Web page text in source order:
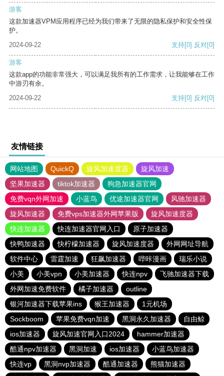
游客
这款加速器VPM应用程序已经为我们带来了无限的隐私保护和安全性保
护。
2024-09-22
支持[0] 反对[0]
游客
这款app的功能非常强大，可以满足我所有的工作需求，让我能够在工作
中游刃有余。
2024-09-22
支持[0] 反对[0]
友情链接
网站地图 QuickQ 旋风加速度器
旋风加速
坚果加速器
tiktok加速器
狗急加速器官网
免费vqn外网加速
小蓝鸟 优途加速器官网
风驰加速器
旋风加速器
免费vps加速器外网苹果版
旋风加速度器
快连加速器
快连加速器官网入口
原子加速器
快鸭加速器
快柠檬加速器 旋风加速度器
外网网址导航
软件中心
雷霆加速 狂飙加速器 哔咔漫画
瑞乐小说
小美
小美vpn 小美加速器 快连npv
飞驰加速器下载
外网加速免费软件
橘子加速器
outline
银河加速器下载苹果ins
猴王加速器
1元机场
Sockboom
苹果免费vqn加速 黑洞永久加速器
自由鲸
ios加速器
旋风加速官网入口2024
hammer加速器
酷通npv加速器
黑洞加速 ios加速器
小蓝鸟加速器
快连vp
黑洞nvp加速器 酷通加速器
熊猫加速器